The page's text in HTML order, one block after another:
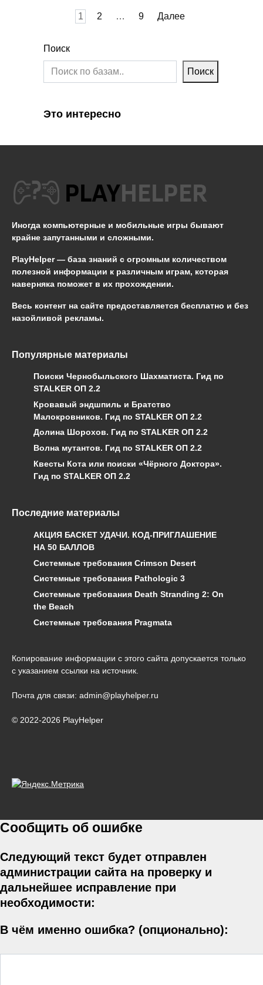
1 2 … 9 Далее
Поиск
Поиск
Это интересно
Иногда компьютерные и мобильные игры бывают
крайне запутанными и сложными.
PlayHelper — база знаний с огромным количеством
полезной информации к различным играм, которая
наверняка поможет в их прохождении.
Весь контент на сайте предоставляется бесплатно и без
назойливой рекламы.
Популярные материалы
Поиски Чернобыльского Шахматиста. Гид по
STALKER ОП 2.2
Кровавый эндшпиль и Братство
Малокровников. Гид по STALKER ОП 2.2
Долина Шорохов. Гид по STALKER ОП 2.2
Волна мутантов. Гид по STALKER ОП 2.2
Квесты Кота или поиски «Чёрного Доктора».
Гид по STALKER ОП 2.2
Последние материалы
АКЦИЯ БАСКЕТ УДАЧИ. КОД-ПРИГЛАШЕНИЕ
НА 50 БАЛЛОВ
Системные требования Crimson Desert
Системные требования Pathologic 3
Системные требования Death Stranding 2: On
the Beach
Системные требования Pragmata
Копирование информации с этого сайта допускается только
с указанием ссылки на источник.
Почта для связи: admin@playhelper.ru
© 2022-2026 PlayHelper
Сообщить об ошибке
Следующий текст будет отправлен
администрации сайта на проверку и
дальнейшее исправление при
необходимости:
В чём именно ошибка? (опционально):